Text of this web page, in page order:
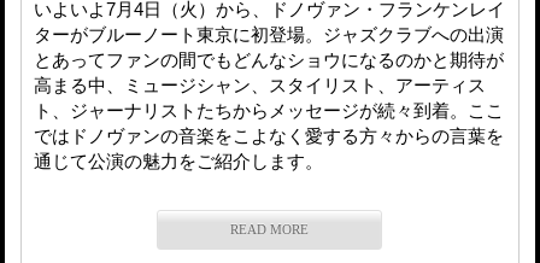
いよいよ7月4日（火）から、ドノヴァン・フランケンレイ
ターがブルーノート東京に初登場。ジャズクラブへの出演
とあってファンの間でもどんなショウになるのかと期待が
高まる中、ミュージシャン、スタイリスト、アーティス
ト、ジャーナリストたちからメッセージが続々到着。ここ
ではドノヴァンの音楽をこよなく愛する方々からの言葉を
通じて公演の魅力をご紹介します。
READ MORE